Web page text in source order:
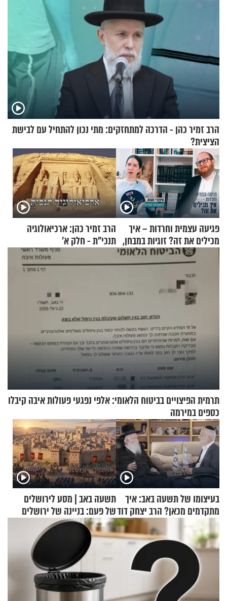
הרב זמיר כהן - הדרכה למתחזקים: מתי נכון להתחיל עם לבישת
הציצית?
פגיעה עצמית וחרדות – איך
מכילים את זה? זוגיות במבחן,
הפעם עם יהודית ואלתר כהן
הרב זמיר כהן: ארכיאולוגיה
תנכי"ת - חלק א’
תרמית הפיצויים בביטוח הלאומי: אלפי נפגעי פעולות איבה קיבלו
כספים במירמה
בעיצומו של תשעה באב: איך
מתקדמים מכאן? הרב יצחק דוד
גרוסמן בשיחה מיוחדת
תשעה באב | מסע לירושלים
של פעם: בניינה של ירושלים